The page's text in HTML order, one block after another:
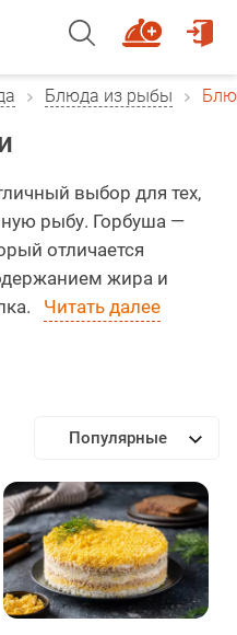
Блюда из рыбы
выбор для тех,
рыбу. Горбуша —
отличается
жира и
Читать далее
Популярные